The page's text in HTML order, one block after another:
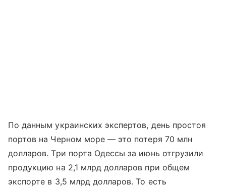
По данным украинских экспертов, день простоя
портов на Черном море — это потеря 70 млн
долларов. Три порта Одессы за июнь отгрузили
продукцию на 2,1 млрд долларов при общем
экспорте в 3,5 млрд долларов. То есть